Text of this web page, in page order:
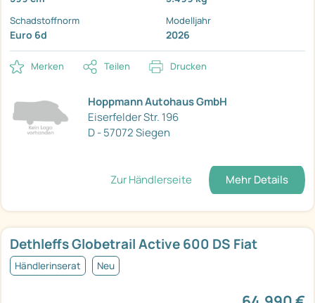
Schadstoffnorm
Euro 6d
Modelljahr
2026
Merken Teilen Drucken
Hoppmann Autohaus GmbH
Eiserfelder Str. 196
D - 57072 Siegen
Zur Händlerseite Mehr Details
Dethleffs Globetrail Active 600 DS Fiat
Händlerinserat Neu